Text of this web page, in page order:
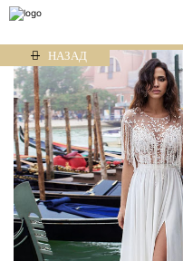
НАЗАД